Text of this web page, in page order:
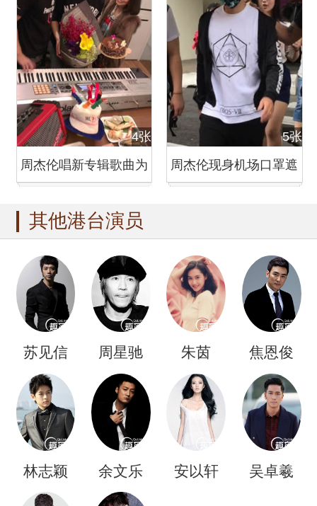
4张
周杰伦唱新专辑歌曲为
5张
周杰伦现身机场口罩遮
其他港台演员
苏见信 周星驰 朱茵 焦恩俊
林志颖 余文乐 安以轩 吴卓羲